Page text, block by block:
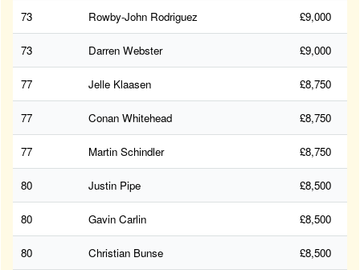
73 Rowby-John Rodriguez £9,000
73 Darren Webster £9,000
77 Jelle Klaasen £8,750
77 Conan Whitehead £8,750
77 Martin Schindler £8,750
80 Justin Pipe £8,500
80 Gavin Carlin £8,500
80 Christian Bunse £8,500